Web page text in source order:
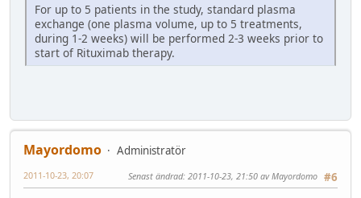
For up to 5 patients in the study, standard plasma
exchange (one plasma volume, up to 5 treatments,
during 1-2 weeks) will be performed 2-3 weeks prior to
start of Rituximab therapy.
Mayordomo
Administratör
#6
2011-10-23, 20:07 Senast ändrad: 2011-10-23, 21:50 av Mayordomo